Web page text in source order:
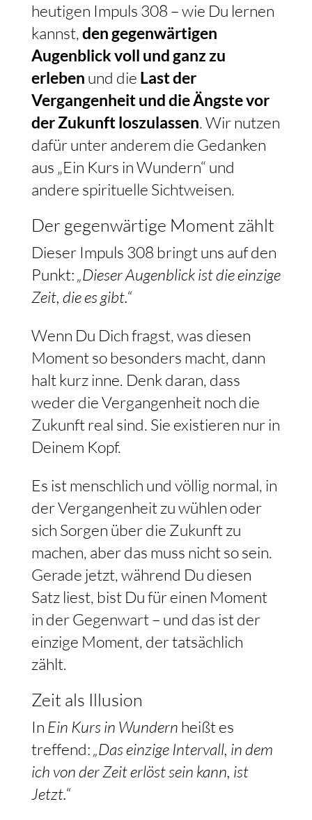
heutigen Impuls 308 – wie Du lernen
kannst, den gegenwärtigen
Augenblick voll und ganz zu
erleben und die Last der
Vergangenheit und die Ängste vor
der Zukunft loszulassen. Wir nutzen
dafür unter anderem die Gedanken
aus „Ein Kurs in Wundern“ und
andere spirituelle Sichtweisen.
Der gegenwärtige Moment zählt
Dieser Impuls 308 bringt uns auf den
Punkt:„Dieser Augenblick ist die einzige
Zeit, die es gibt.“
Wenn Du Dich fragst, was diesen
Moment so besonders macht, dann
halt kurz inne. Denk daran, dass
weder die Vergangenheit noch die
Zukunft real sind. Sie existieren nur in
Deinem Kopf.
Es ist menschlich und völlig normal, in
der Vergangenheit zu wühlen oder
sich Sorgen über die Zukunft zu
machen, aber das muss nicht so sein.
Gerade jetzt, während Du diesen
Satz liest, bist Du für einen Moment
in der Gegenwart – und das ist der
einzige Moment, der tatsächlich
zählt.
Zeit als Illusion
In Ein Kurs in Wundern heißt es
treffend:„Das einzige Intervall, in dem
ich von der Zeit erlöst sein kann, ist
Jetzt.“